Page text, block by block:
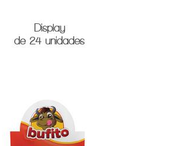
Display
de 24 unidades